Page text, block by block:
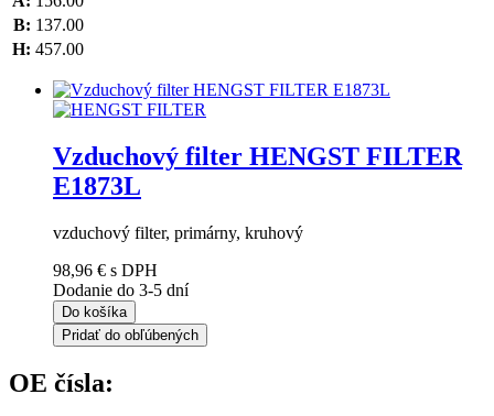
B: 137.00
H: 457.00
Vzduchový filter HENGST FILTER
E1873L
vzduchový filter, primárny, kruhový
98,96 € s DPH
Dodanie do 3-5 dní
Do košíka
Pridať do obľúbených
OE čísla: